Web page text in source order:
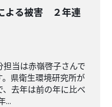
よる被害 ２年連
当は赤嶺啓子さんで
県衛生環境研究所が
去年は前の年に比べ
...